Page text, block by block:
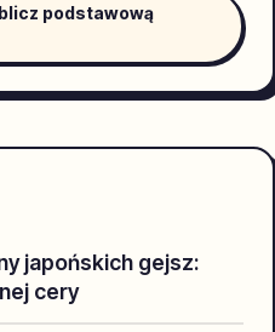
podstawową
japońskich gejsz:
cery